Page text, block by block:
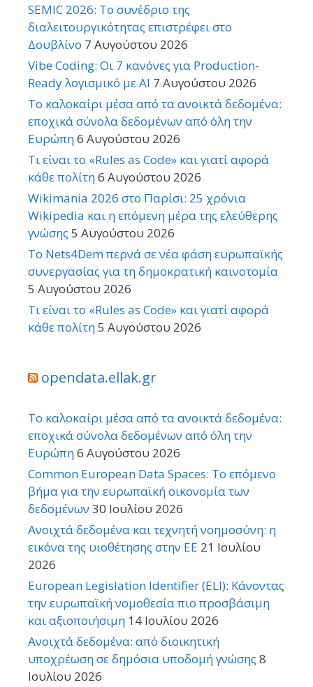
SEMIC 2026: Το συνέδριο της
διαλειτουργικότητας επιστρέφει στο
Δουβλίνο 7 Αυγούστου 2026
Vibe Coding: Οι 7 κανόνες για Production-
Ready λογισμικό με AI 7 Αυγούστου 2026
Το καλοκαίρι μέσα από τα ανοικτά δεδομένα:
εποχικά σύνολα δεδομένων από όλη την
Ευρώπη6 Αυγούστου 2026
Τι είναι το «Rules as Code» και γιατί αφορά
κάθε πολίτη6 Αυγούστου 2026
Wikimania 2026 στο Παρίσι: 25 χρόνια
Wikipedia και η επόμενη μέρα της ελεύθερης
γνώσης 5 Αυγούστου 2026
Το Nets4Dem περνά σε νέα φάση ευρωπαϊκής
συνεργασίας για τη δημοκρατική καινοτομία
5 Αυγούστου 2026
Τι είναι το «Rules as Code» και γιατί αφορά
κάθε πολίτη5 Αυγούστου 2026
opendata.ellak.gr
Το καλοκαίρι μέσα από τα ανοικτά δεδομένα:
εποχικά σύνολα δεδομένων από όλη την
Ευρώπη6 Αυγούστου 2026
Common European Data Spaces: Το επόμενο
βήμα για την ευρωπαϊκή οικονομία των
δεδομένων 30 Ιουλίου 2026
Ανοιχτά δεδομένα και τεχνητή νοημοσύνη: η
εικόνα της υιοθέτησης στην ΕΕ 21 Ιουλίου
2026
European Legislation Identifier (ELI): Κάνοντας
την ευρωπαϊκή νομοθεσία πιο προσβάσιμη
και αξιοποιήσιμη 14 Ιουλίου 2026
Ανοιχτά δεδομένα: από διοικητική
υποχρέωση σε δημόσια υποδομή γνώσης 8
Ιουλίου 2026